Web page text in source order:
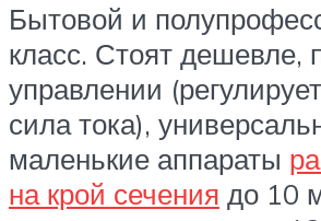
Бытовой и
класс. Стоят дешевле,
управлении
сила тока),
маленькие аппараты
на крой сечения до 10